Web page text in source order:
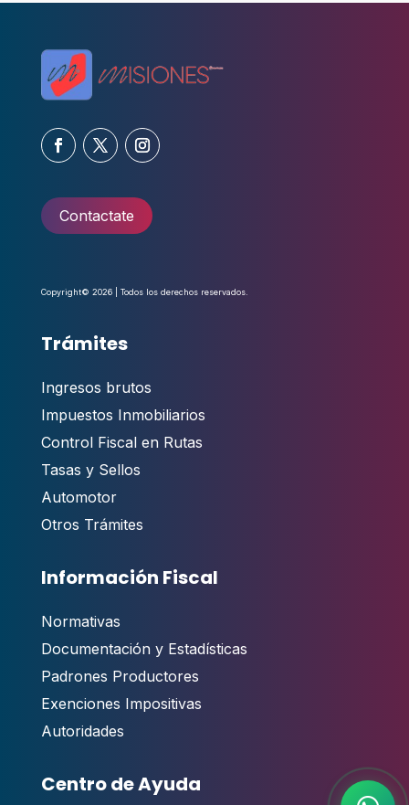
Contactate
Copyright© 2026 | Todos los derechos reservados.
Trámites
Ingresos brutos
Impuestos Inmobiliarios
Control Fiscal en Rutas
Tasas y Sellos
Automotor
Otros Trámites
Información Fiscal
Normativas
Documentación y Estadísticas
Padrones Productores
Exenciones Impositivas
Autoridades
Centro de Ayuda